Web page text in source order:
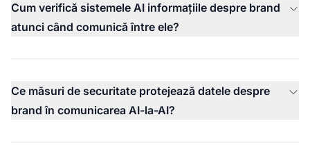
Cum verifică sistemele AI informațiile despre brand
atunci când comunică între ele?
Ce măsuri de securitate protejează datele despre
brand în comunicarea AI-la-AI?